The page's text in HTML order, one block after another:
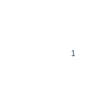
1